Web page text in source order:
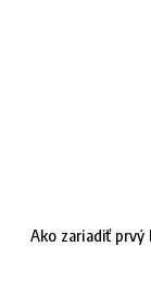
Ako zariadiť prvý